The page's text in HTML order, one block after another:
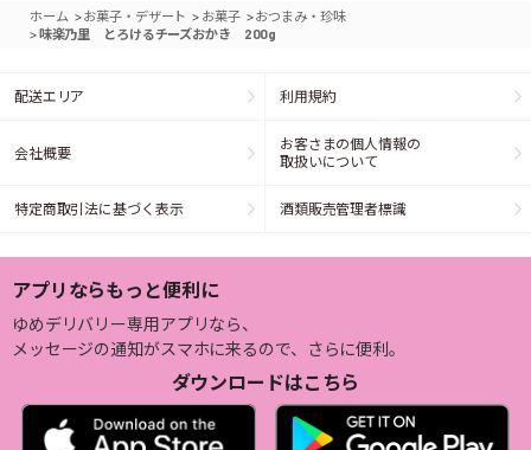
ホーム >お菓子・デザート > お菓子 >おつまみ・珍味
> 味楽乃里 とろけるチーズおかき 200g
配送エリア 利用規約
会社概要
お客さまの個人情報の
取扱いについて
特定商取引法に基づく表示 酒類販売管理者標識
アプリならもっと便利に
ゆめデリバリー専用アプリなら、
メッセージの通知がスマホに来るので、さらに便利。
ダウンロードはこちら